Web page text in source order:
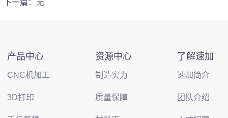
下一篇： 无
产品中心
CNC机加工
3D打印
资源中心
制造实力
质量保障
了解速加
速加简介
团队介绍